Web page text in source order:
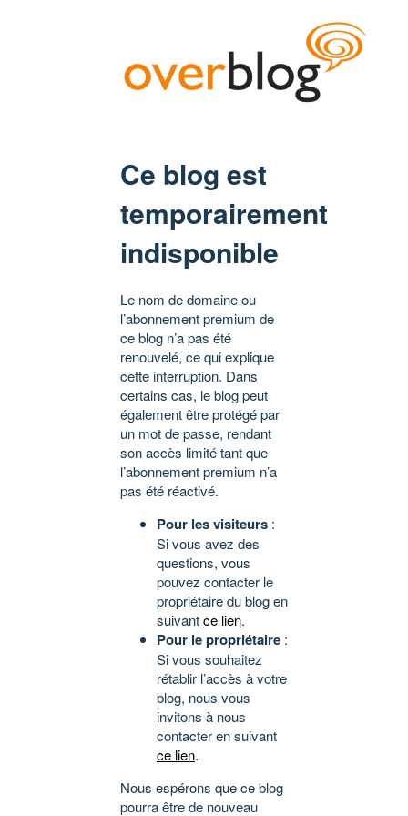
Ce blog est
temporairement
indisponible
Le nom de domaine ou
l’abonnement premium de
ce blog n’a pas été
renouvelé, ce qui explique
cette interruption. Dans
certains cas, le blog peut
également être protégé par
un mot de passe, rendant
son accès limité tant que
l’abonnement premium n’a
pas été réactivé.
Pour les visiteurs :
Si vous avez des
questions, vous
pouvez contacter le
propriétaire du blog en
suivantce lien.
Pour le propriétaire :
Si vous souhaitez
rétablir l’accès à votre
blog, nous vous
invitons à nous
contacter en suivant
ce lien.
Nous espérons que ce blog
pourra être de nouveau